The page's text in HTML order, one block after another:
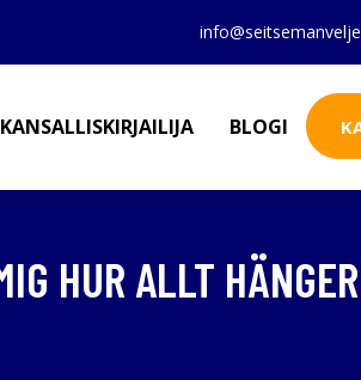
KANSALLISKIRJAILIJA BLOGI
HUR ALLT